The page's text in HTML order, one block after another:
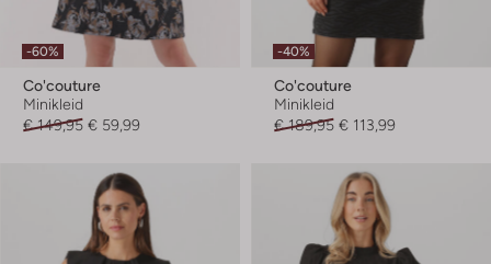
-60%
Co'couture
Minikleid
€ 149,95 € 59,99
-40%
Co'couture
Minikleid
€ 189,95 € 113,99